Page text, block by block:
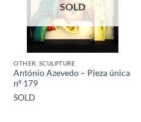
SOLD
OTHER, SCULPTURE
António Azevedo – Pieza única
nº 179
SOLD